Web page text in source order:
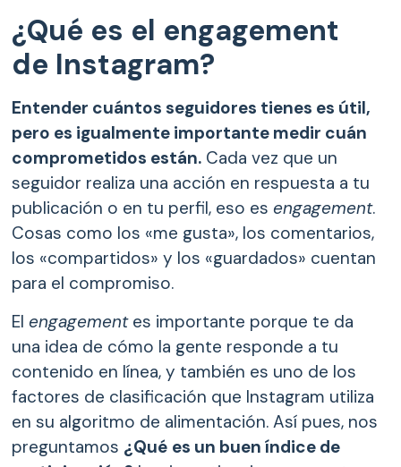
¿Qué es el engagement
de Instagram?
Entender cuántos seguidores tienes es útil,
pero es igualmente importante medir cuán
comprometidos están. Cada vez que un
seguidor realiza una acción en respuesta a tu
publicación o en tu perfil, eso es engagement.
Cosas como los «me gusta», los comentarios,
los «compartidos» y los «guardados» cuentan
para el compromiso.
El engagement es importante porque te da
una idea de cómo la gente responde a tu
contenido en línea, y también es uno de los
factores de clasificación que Instagram utiliza
en su algoritmo de alimentación. Así pues, nos
preguntamos ¿Qué es un buen índice de